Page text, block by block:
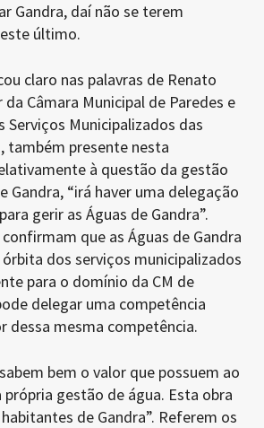
Gandra, daí não se terem
último.
claro nas palavras de Renato
Câmara Municipal de Paredes e
Municipalizados das
também presente nesta
à questão da gestão
Gandra, “irá haver uma delegação
gerir as Águas de Gandra”.
que as Águas de Gandra
dos serviços municipalizados
para o domínio da CM de
delegar uma competência
dessa mesma competência.
bem o valor que possuem ao
gestão de água. Esta obra
de Gandra”. Referem os